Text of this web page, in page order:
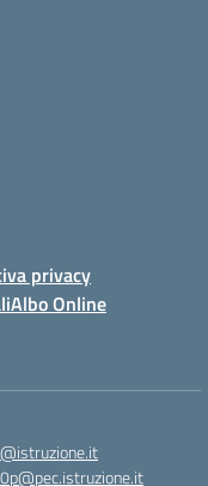
privacy
Albo Online